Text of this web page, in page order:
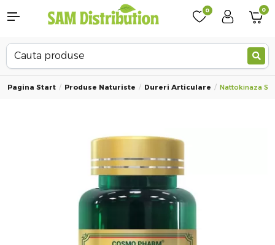
0 0
Pagina Start Produse Naturiste Dureri Articulare Nattokinaza